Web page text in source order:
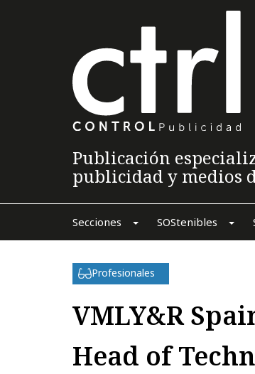
Publicación
publicidad y medios
Secciones SOStenibles
Profesionales
VMLY&R
Head of